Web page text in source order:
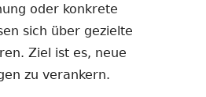
oder konkrete
sich über gezielte
Ziel ist es, neue
zu verankern.